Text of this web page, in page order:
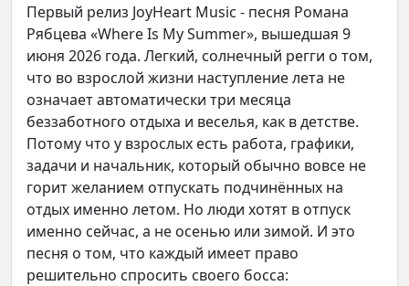
Первый релиз JoyHeart Music - песня Романа
Рябцева «Where Is My Summer», вышедшая 9
июня 2026 года. Легкий, солнечный регги о том,
что во взрослой жизни наступление лета не
означает автоматически три месяца
беззаботного отдыха и веселья, как в детстве.
Потому что у взрослых есть работа, графики,
задачи и начальник, который обычно вовсе не
горит желанием отпускать подчинённых на
отдых именно летом. Но люди хотят в отпуск
именно сейчас, а не осенью или зимой. И это
песня о том, что каждый имеет право
решительно спросить своего босса: